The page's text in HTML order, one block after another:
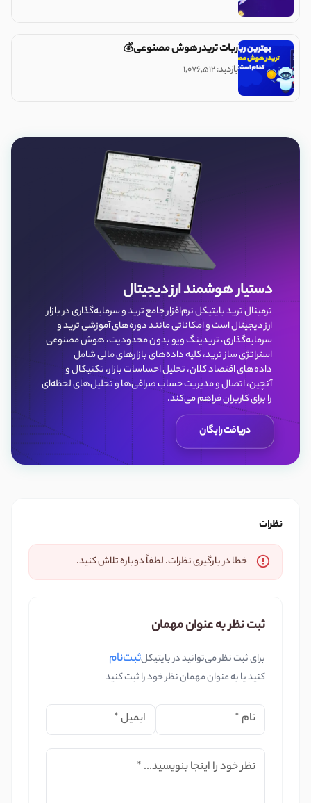
ربات تریدر هوش مصنوعی💰
بازدید: ۱,۰۷۶,۵۱۲
دستیار هوشمند ارز دیجیتال
ترمینال ترید بایتیکل نرم‌افزار جامع ترید و سرمایه‌گذاری در بازار
ارز دیجیتال است و امکاناتی مانند دوره‌های آموزشی ترید و
سرمایه‌گذاری، تریدینگ ویو بدون محدودیت، هوش مصنوعی
استراتژی ساز ترید، کلیه داده‌‌های بازارهای مالی شامل
داده‌های اقتصاد کلان، تحلیل احساسات بازار، تکنیکال و
آنچین، اتصال و مدیریت حساب صرافی‌ها و تحلیل‌های لحظه‌ای
را برای کاربران فراهم می‌کند.
دریافت رایگان
نظرات
خطا در بارگیری نظرات. لطفاً دوباره تلاش کنید.
ثبت نظر به عنوان مهمان
برای ثبت نظر می‌توانید در بایتیکلثبت‌نام
کنید یا به عنوان مهمان نظر خود را ثبت کنید
نام * ایمیل*
نظر خود را اینجا بنویسید... *